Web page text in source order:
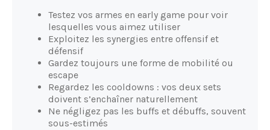
Testez vos armes en early game pour voir
lesquelles vous aimez utiliser
Exploitez les synergies entre offensif et
défensif
Gardez toujours une forme de mobilité ou
escape
Regardez les cooldowns : vos deux sets
doivent s’enchaîner naturellement
Ne négligez pas les buffs et débuffs, souvent
sous-estimés